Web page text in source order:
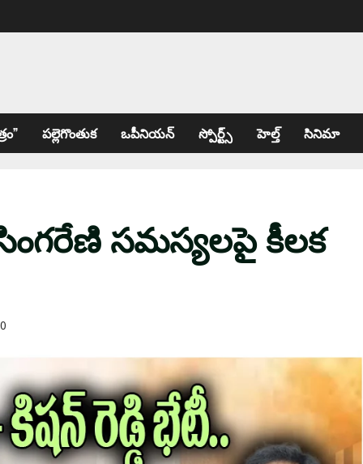
పల్లెగొంతుక ఒపీనియన్ స్పోర్ట్స్ హెల్త్ సినిమా
| సింగరేణి సమస్యలపై కీలక
0